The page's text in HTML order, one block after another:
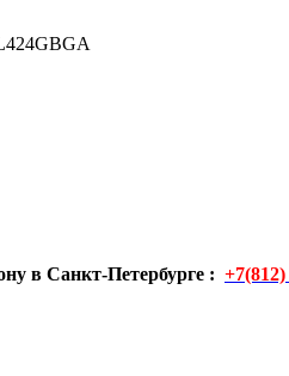
в Санкт-Петербурге :